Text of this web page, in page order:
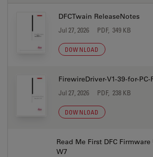
DFCTwain ReleaseNotes
Jul 27, 2026 PDF, 349 KB
DOWNLOAD
FirewireDriver-V1-39-for-
Jul 27, 2026 PDF, 238 KB
DOWNLOAD
Read Me First DFC
W7